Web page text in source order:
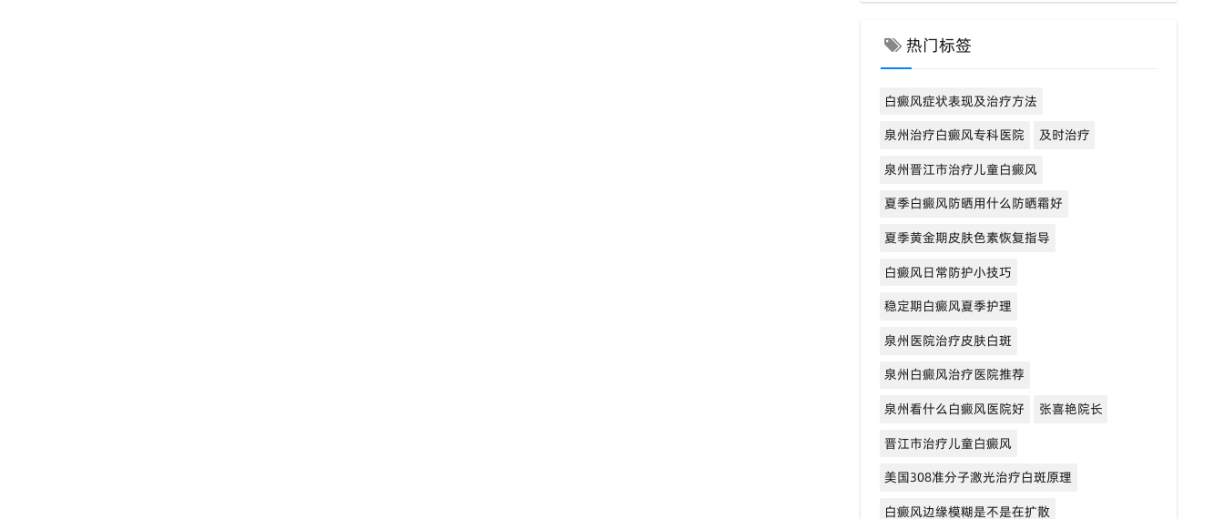
热门标签
白癜风症状表现及治疗方法
泉州治疗白癜风专科医院
及时治疗
泉州晋江市治疗儿童白癜风
夏季白癜风防晒用什么防晒霜好
夏季黄金期皮肤色素恢复指导
白癜风日常防护小技巧
稳定期白癜风夏季护理
泉州医院治疗皮肤白斑
泉州白癜风治疗医院推荐
泉州看什么白癜风医院好
张喜艳院长
晋江市治疗儿童白癜风
美国308准分子激光治疗白斑原理
白癜风边缘模糊是不是在扩散